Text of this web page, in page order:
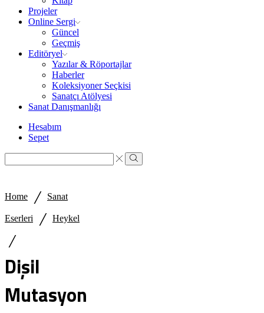
Projeler
Online Sergi
Güncel
Geçmiş
Editöryel
Yazılar & Röportajlar
Haberler
Koleksiyoner Seçkisi
Sanatçı Atölyesi
Sanat Danışmanlığı
Hesabım
Sepet
Search
input
Search
Home / Sanat
Eserleri / Heykel
/
Dişil
Mutasyon